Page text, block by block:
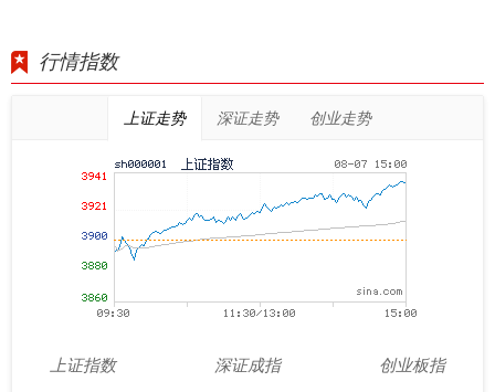
行情指数
上证走势 深证走势 创业走势
上证指数
深证成指
创业板指